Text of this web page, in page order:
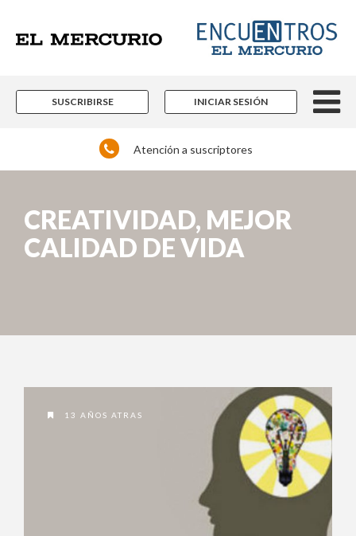
SUSCRIBIRSE INICIAR SESIÓN
Atención a suscriptores
CREATIVIDAD, MEJOR
CALIDAD DE VIDA
13 AÑOS ATRAS